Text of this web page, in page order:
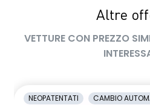
Altre
VETTURE CON PREZZO
NEOPATENTATI CAMBIO